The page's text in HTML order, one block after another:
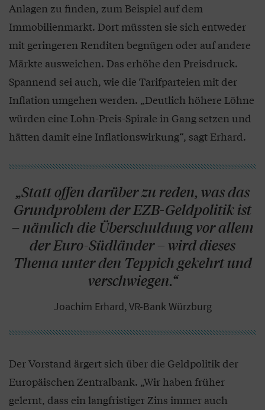
Anlagen zu finden, zum Beispiel auf dem
Immobilienmarkt. Dort müssten sie sich entweder
mit geringeren Renditen begnügen oder auf andere
Märkte ausweichen. Das erhöhe den Preisdruck.
Spannend sei auch, wie die Tarifparteien mit der
Inflation umgehen werden. „Deutlich höhere Löhne
würden eine Lohn-Preis-Spirale in Gang setzen und
hätten damit eine Inflationswirkung“, sagt Erhard.
„Statt offen darüber zu reden, was das
Grundproblem der EZB-Geldpolitik ist
– nämlich die Überschuldung vor allem
der Euro-Südländer – wird dieses
Thema unter den Teppich gekehrt und
verschwiegen.“
Joachim Erhard, VR-Bank Würzburg
Der Vorstand ärgert sich über die Geldpolitik der
Europäischen Zentralbank. „Wir haben früher
gelernt, dass ein langfristiger Zins immer auch